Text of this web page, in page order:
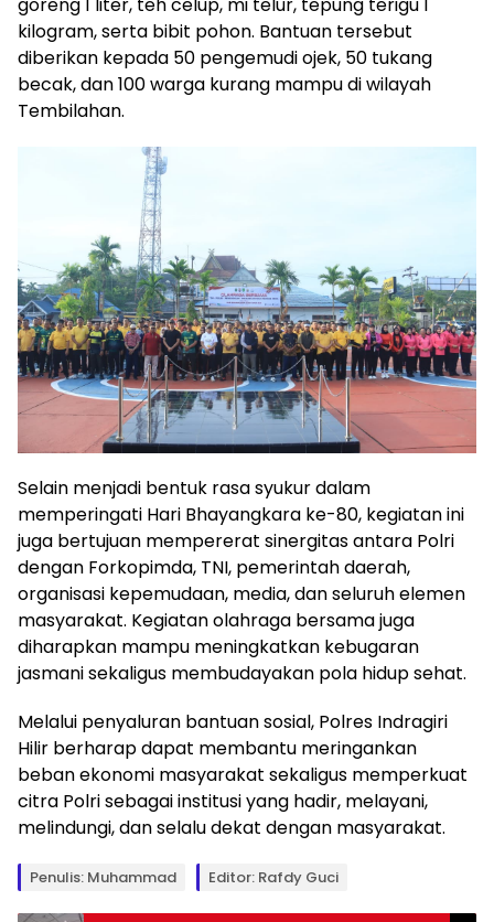
goreng 1 liter, teh celup, mi telur, tepung terigu 1
kilogram, serta bibit pohon. Bantuan tersebut
diberikan kepada 50 pengemudi ojek, 50 tukang
becak, dan 100 warga kurang mampu di wilayah
Tembilahan.
Selain menjadi bentuk rasa syukur dalam
memperingati Hari Bhayangkara ke-80, kegiatan ini
juga bertujuan mempererat sinergitas antara Polri
dengan Forkopimda, TNI, pemerintah daerah,
organisasi kepemudaan, media, dan seluruh elemen
masyarakat. Kegiatan olahraga bersama juga
diharapkan mampu meningkatkan kebugaran
jasmani sekaligus membudayakan pola hidup sehat.
Melalui penyaluran bantuan sosial, Polres Indragiri
Hilir berharap dapat membantu meringankan
beban ekonomi masyarakat sekaligus memperkuat
citra Polri sebagai institusi yang hadir, melayani,
melindungi, dan selalu dekat dengan masyarakat.
Penulis: Muhammad Editor: Rafdy Guci